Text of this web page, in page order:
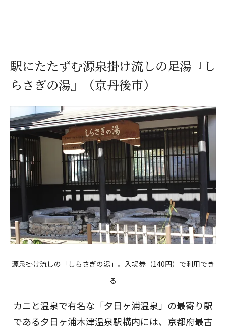
駅にたたずむ源泉掛け流しの足湯『し
らさぎの湯』（京丹後市）
源泉掛け流しの「しらさぎの湯」。入場券（140円）で利用でき
る
カニと温泉で有名な「夕日ヶ浦温泉」の最寄り駅
である夕日ヶ浦木津温泉駅構内には、京都府最古